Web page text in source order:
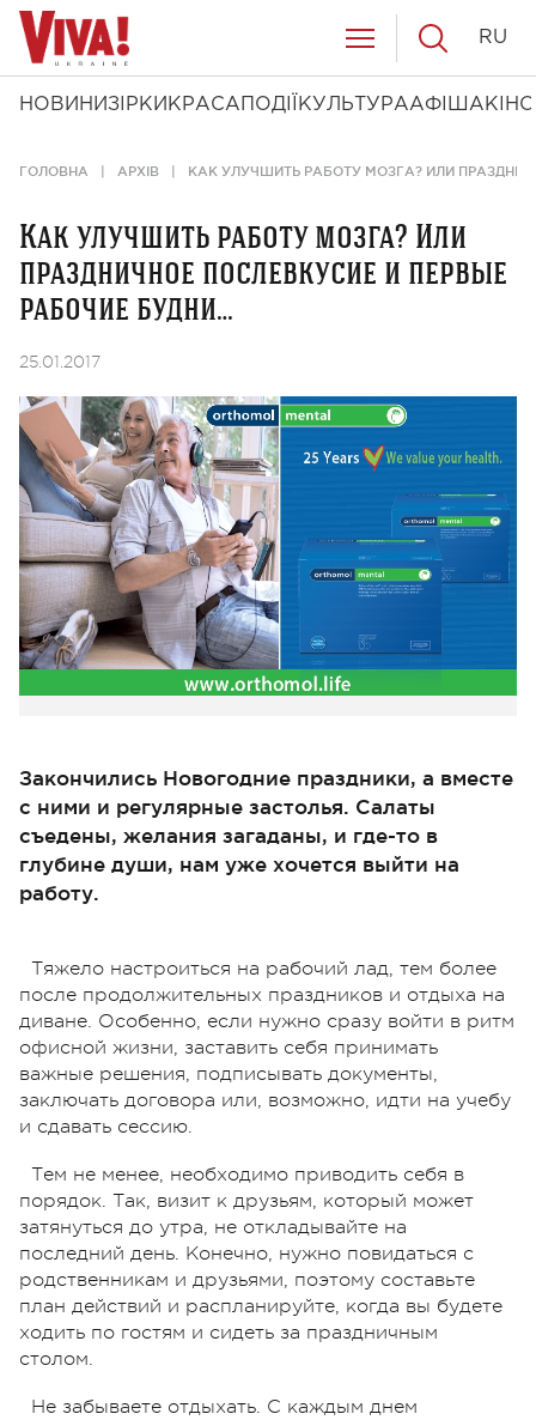
НОВИНИ ЗІРКИ КРАСА ПОДІЇ КУЛЬТУРААФІША КІНО
RU
ГОЛОВНА АРХІВ КАК УЛУЧШИТЬ РАБОТУ МОЗГА? ИЛИ
Как улучшить работу мозга? Или
праздничное послевкусие и первые
рабочие будни…
25.01.2017
Закончились Новогодние праздники, а вместе
с ними и регулярные застолья. Салаты
съедены, желания загаданы, и где-то в
глубине души, нам уже хочется выйти на
работу.
Тяжело настроиться на рабочий лад, тем более
после продолжительных праздников и отдыха на
диване. Особенно, если нужно сразу войти в ритм
офисной жизни, заставить себя принимать
важные решения, подписывать документы,
заключать договора или, возможно, идти на учебу
и сдавать сессию.
Тем не менее, необходимо приводить себя в
порядок. Так, визит к друзьям, который может
затянуться до утра, не откладывайте на
последний день. Конечно, нужно повидаться с
родственникам и друзьями, поэтому составьте
план действий и распланируйте, когда вы будете
ходить по гостям и сидеть за праздничным
столом.
Не забываете отдыхать. С каждым днем